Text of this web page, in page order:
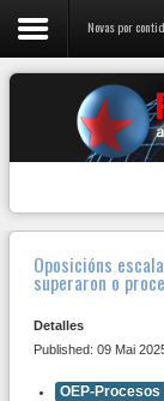
Novas por
Oposicións
superaron o
Detalles
Published: 09 Mai
OEP-